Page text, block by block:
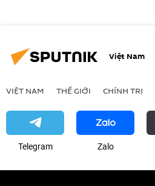
Việt Nam
VIỆT NAM THẾ GIỚI CHÍNH TRỊ
Telegram Zalo